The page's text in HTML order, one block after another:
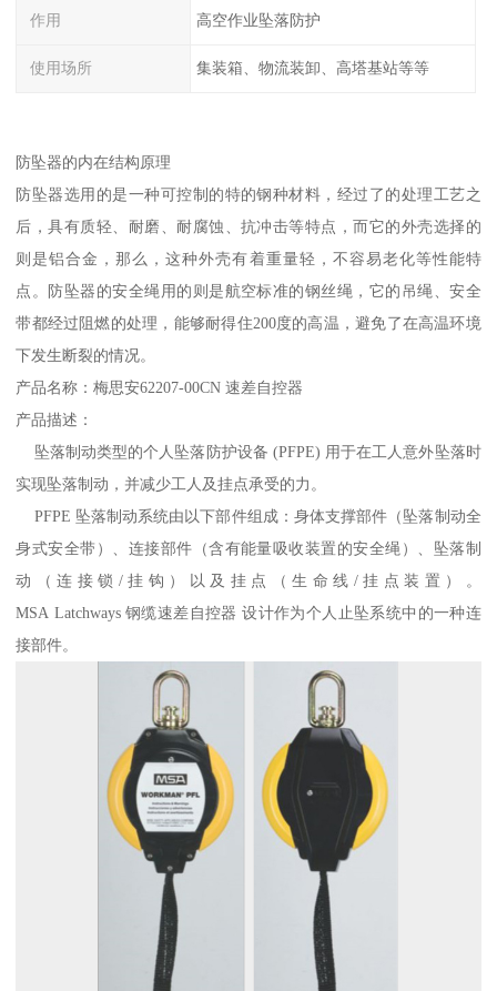
作用 高空作业坠落防护
使用场所 集装箱、物流装卸、高塔基站等等
防坠器的内在结构原理
防坠器选用的是一种可控制的特的钢种材料，经过了的处理工艺之
后，具有质轻、耐磨、耐腐蚀、抗冲击等特点，而它的外壳选择的
则是铝合金，那么，这种外壳有着重量轻，不容易老化等性能特
点。防坠器的安全绳用的则是航空标准的钢丝绳，它的吊绳、安全
带都经过阻燃的处理，能够耐得住200度的高温，避免了在高温环境
下发生断裂的情况。
产品名称：梅思安62207-00CN 速差自控器
产品描述：
坠落制动类型的个人坠落防护设备 (PFPE) 用于在工人意外坠落时
实现坠落制动，并减少工人及挂点承受的力。
PFPE 坠落制动系统由以下部件组成：身体支撑部件（坠落制动全
身式安全带）、连接部件（含有能量吸收装置的安全绳）、坠落制
动（连接锁/挂钩）以及挂点（生命线/挂点装置）。
MSA Latchways 钢缆速差自控器 设计作为个人止坠系统中的一种连
接部件。